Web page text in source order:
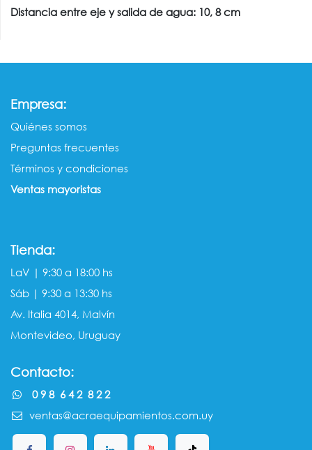
Distancia entre eje y salida de agua: 10, 8 cm
Empresa:
Quiénes somos​​
Preguntas frecuentes
Términos y condiciones
Ventas mayorista​s
Tienda:
LaV | 9:30 a 18:00 hs
Sáb | 9:30 a 13:30 hs
Av. Italia 4014, Malvín
Montevideo, Uruguay
Contacto:
0 9 8 6 4 2 8 2 2
ventas@acraequipamientos.com.uy